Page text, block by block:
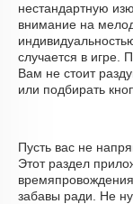
нестандартную
внимание на
случается в игре.
Вам не стоит
или подбирать
Пусть вас не
Этот раздел
забавы ради. Не